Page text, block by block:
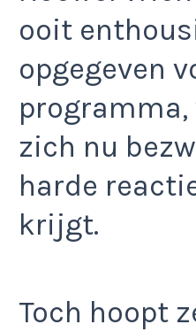
ooit
opgegeven
programma,
zich nu
harde
krijgt.
Toch hoopt